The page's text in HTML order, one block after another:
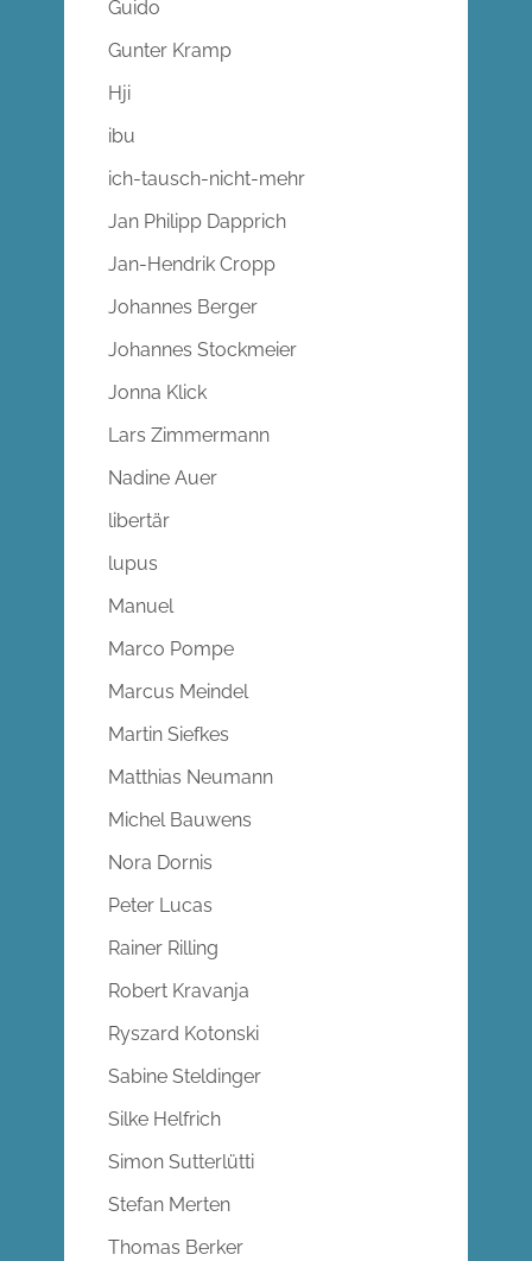
Guido
Gunter Kramp
Hji
ibu
ich-tausch-nicht-mehr
Jan Philipp Dapprich
Jan-Hendrik Cropp
Johannes Berger
Johannes Stockmeier
Jonna Klick
Lars Zimmermann
Nadine Auer
libertär
lupus
Manuel
Marco Pompe
Marcus Meindel
Martin Siefkes
Matthias Neumann
Michel Bauwens
Nora Dornis
Peter Lucas
Rainer Rilling
Robert Kravanja
Ryszard Kotonski
Sabine Steldinger
Silke Helfrich
Simon Sutterlütti
Stefan Merten
Thomas Berker